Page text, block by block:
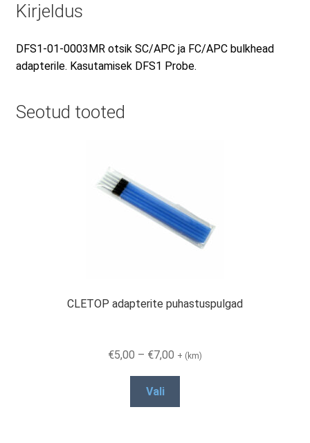
Kirjeldus
DFS1-01-0003MR otsik SC/APC ja FC/APC bulkhead
adapterile. Kasutamisek DFS1 Probe.
Seotud tooted
CLETOP adapterite puhastuspulgad
€5,00 – €7,00 Price
through
+ (km)
Vali